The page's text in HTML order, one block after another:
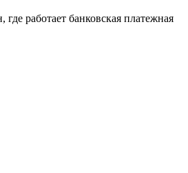
работает банковская платежная